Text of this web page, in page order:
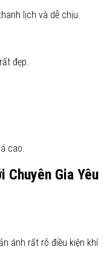
lịch và dễ chịu.
đẹp.
cao.
Gia Yêu
ánh rất rõ điều kiện khí